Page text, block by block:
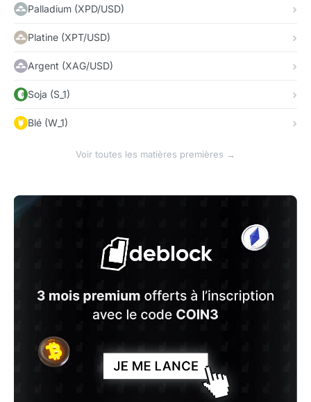
Palladium (XPD/USD)
Platine (XPT/USD)
Argent (XAG/USD)
Soja (S_1)
Blé (W_1)
Voir toutes les matières premières →